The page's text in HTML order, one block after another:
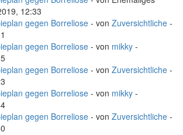
12:33
gegen Borreliose - von Zuversichtliche -
gegen Borreliose - von mikky -
gegen Borreliose - von Zuversichtliche -
gegen Borreliose - von mikky -
gegen Borreliose - von Zuversichtliche -